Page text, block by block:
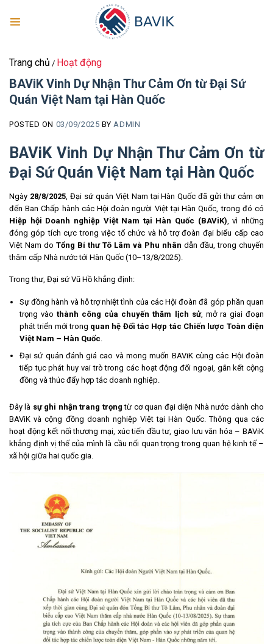
Trang chủ / Hoạt động
BAViK Vinh Dự Nhận Thư Cảm Ơn từ Đại Sứ
Quán Việt Nam tại Hàn Quốc
POSTED ON 03/09/2025 BYADMIN
BAViK Vinh Dự Nhận Thư Cảm Ơn từ
Đại Sứ Quán Việt Nam tại Hàn Quốc
Ngày 28/8/2025, Đại sứ quán Việt Nam tại Hàn Quốc đã gửi thư cảm ơn
đến Ban Chấp hành các Hội đoàn người Việt tại Hàn Quốc, trong đó có
Hiệp hội Doanh nghiệp Việt Nam tại Hàn Quốc (BAViK) , vì những
đóng góp tích cực trong việc tổ chức và hỗ trợ đoàn đại biểu cấp cao
Việt Nam do Tổng Bí thư Tô Lâm và Phu nhân dẫn đầu, trong chuyến
thăm cấp Nhà nước tới Hàn Quốc (10–13/8/2025).
Trong thư, Đại sứ Vũ Hồ khẳng định:
Sự đồng hành và hỗ trợ nhiệt tình của các Hội đoàn đã góp phần quan
trọng vàothành công của chuyến thăm lịch sử, mở ra giai đoạn
phát triển mới trong quan hệ Đối tác Hợp tác Chiến lược Toàn diện
Việt Nam – Hàn Quốc.
Đại sứ quán đánh giá cao và mong muốn BAViK cùng các Hội đoàn
tiếp tục phát huy vai trò trong các hoạt động đối ngoại, gắn kết cộng
đồng và thúc đẩy hợp tác doanh nghiệp.
Đây là sự ghi nhận trang trọng từ cơ quan đại diện Nhà nước dành cho
BAViK và cộng đồng doanh nghiệp Việt tại Hàn Quốc. Thông qua các
hoạt động kết nối thương mại, xúc tiến đầu tư, giao lưu văn hóa – BAViK
khẳng định vị thế của mình là cầu nối quan trọng trong quan hệ kinh tế –
xã hội giữa hai quốc gia.